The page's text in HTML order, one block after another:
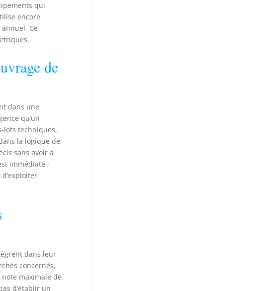
qui
encore
Ce
de
dans une
qu’un
lots techniques,
la logique de
sans avoir à
immédiate ;
dans leur
concernés,
maximale de
d’établir un